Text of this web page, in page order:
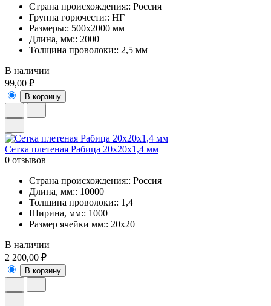
Страна происхождения:: Россия
Группа горючести:: НГ
Размеры:: 500х2000 мм
Длина, мм:: 2000
Толщина проволоки:: 2,5 мм
В наличии
99,00 ₽
В корзину
Сетка плетеная Рабица 20х20х1,4 мм
0 отзывов
Страна происхождения:: Россия
Длина, мм:: 10000
Толщина проволоки:: 1,4
Ширина, мм:: 1000
Размер ячейки мм:: 20х20
В наличии
2 200,00 ₽
В корзину